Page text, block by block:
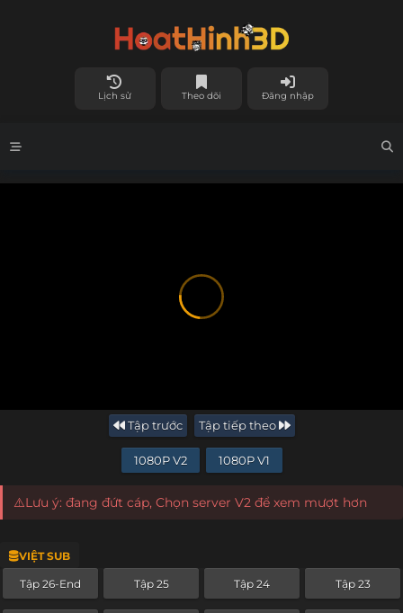
Lịch sử Theo dõi Đăng nhập
Tập trước Tập tiếp theo
1080P V2 1080P V1
⚠️Lưu ý: đang đứt cáp, Chọn server V2 để xem mượt hơn
VIỆT SUB
Tập 26-End Tập 25 Tập 24 Tập 23